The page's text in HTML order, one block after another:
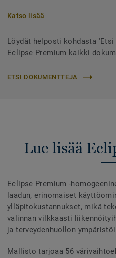
Katso lisää
Löydät helposti kohdasta
Eclipse Premium kaikki
ETSI DOKUMENTTEJA
Lue lisää
Eclipse Premium -
laadun, erinomaiset
ylläpitokustannukset, mikä
valinnan vilkkaasti
ja terveydenhuollon
Mallisto tarjoaa 56